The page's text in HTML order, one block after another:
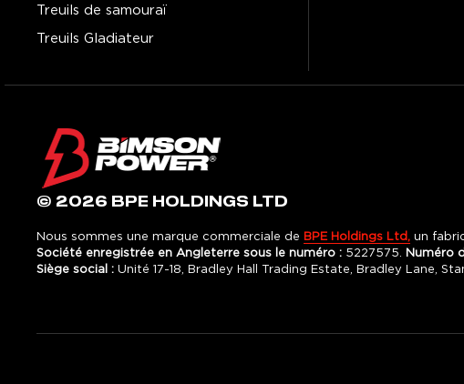
Treuils de samouraï
Treuils Gladiateur
© 2026 BPE HOLDINGS LTD
Nous sommes une marque commerciale de BPE Holdings Ltd, un
Société enregistrée en Angleterre sous le numéro : 5227575. Numéro
Siège social : Unité 17-18, Bradley Hall Trading Estate, Bradley Lane,